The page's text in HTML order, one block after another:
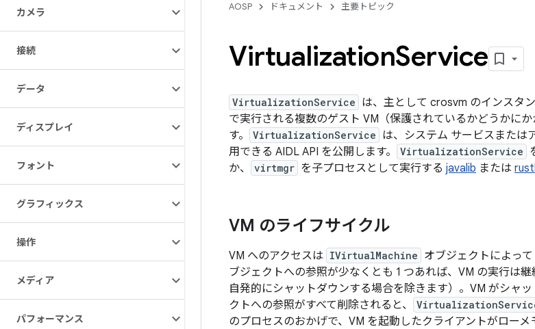
カメラ
接続
データ
ディスプレイ
フォント
グラフィックス
操作
メディア
パフォーマンス
AOSP ドキュメント 主要トピック
VirtualizationService
VirtualizationService は、主として crosvm のインスタ
で実行される複数のゲスト VM（保護されているかどうかに
す。
VirtualizationService は、システム サービスまたは
用できる AIDL API を公開します。
VirtualizationService
か、
virtmgr を子プロセスとして実行する javalib または
VM のライフサイクル
VM へのアクセスは IVirtualMachine オブジェクトによって
ブジェクトへの参照が少なくとも 1 つあれば、VM の実行は
自発的にシャットダウンする場合を除きます）。VM がシャ
クトへの参照がすべて削除されると、
のプロセスのおかげで、VM を起動したクライアントがロー